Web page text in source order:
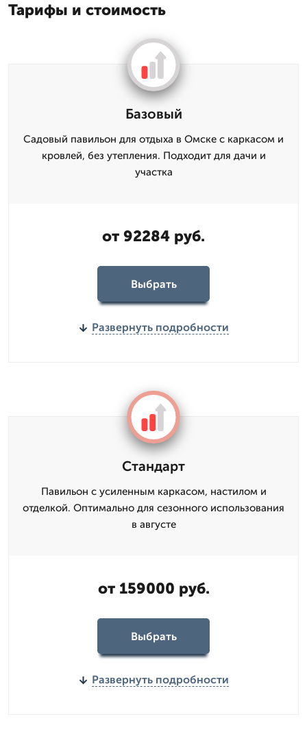
Тарифы и стоимость
Базовый
Садовый павильон для отдыха в Омске с каркасом и
кровлей, без утепления. Подходит для дачи и
участка
от 92284 руб.
Выбрать
Развернуть подробности
Стандарт
Павильон с усиленным каркасом, настилом и
отделкой. Оптимально для сезонного использования
в августе
от 159000 руб.
Выбрать
Развернуть подробности